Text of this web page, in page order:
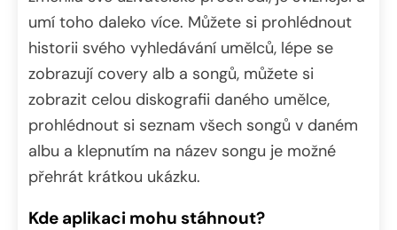
umí toho daleko více. Můžete si prohlédnout
historii svého vyhledávání umělců, lépe se
zobrazují covery alb a songů, můžete si
zobrazit celou diskografii daného umělce,
prohlédnout si seznam všech songů v daném
albu a klepnutím na název songu je možné
přehrát krátkou ukázku.
Kde aplikaci mohu stáhnout?